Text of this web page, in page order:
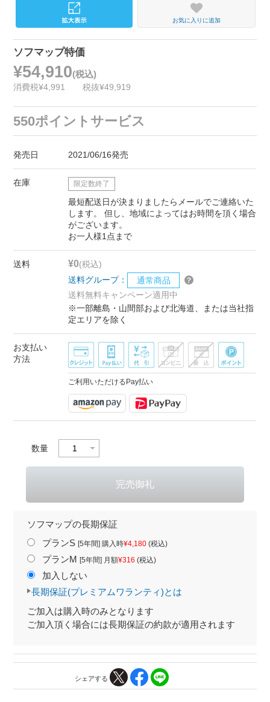
お気に入りに追加
ソフマップ特価
¥54,910(税込)
消費税¥4,991 税抜¥49,919
550ポイントサービス
発売日 2021/06/16発売
在庫 限定数終了
最短配送日が決まりましたらメールでご連絡いた
します。 但し、地域によってはお時間を頂く場合
がございます。
お一人様1点まで
送料 ¥0(税込)
送料グループ：
通常商品
送料無料キャンペーン適用中
※一部離島・山間部および北海道、または当社指
定エリアを除く
お支払い
方法
ご利用いただけるPay払い
数量
ソフマップの長期保証
プランS [5年間] 購入時¥4,180(税込)
プランM [5年間] 月額¥316 (税込)
加入しない
長期保証(プレミアムワランティ)とは
ご加入は購入時のみとなります
ご加入頂く場合には長期保証の約款が適用されます
シェアする